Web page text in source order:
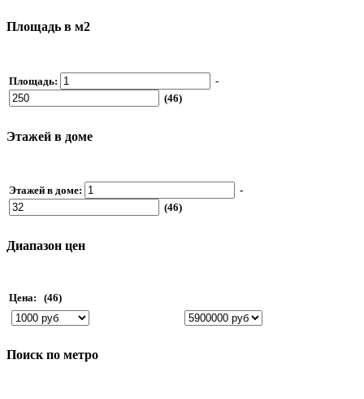
Площадь в м2
Площадь:
-
(46)
Этажей в доме
Этажей в доме:
-
(46)
Диапазон цен
Цена: (46)
Поиск по метро